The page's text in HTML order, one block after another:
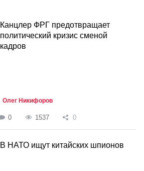
Канцлер ФРГ предотвращает
политический кризис сменой
кадров
Олег Никифоров
0 1537 0
В НАТО ищут китайских шпионов